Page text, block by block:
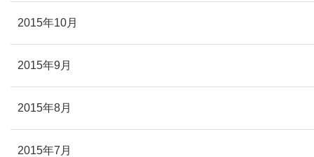
2015年10月
2015年9月
2015年8月
2015年7月